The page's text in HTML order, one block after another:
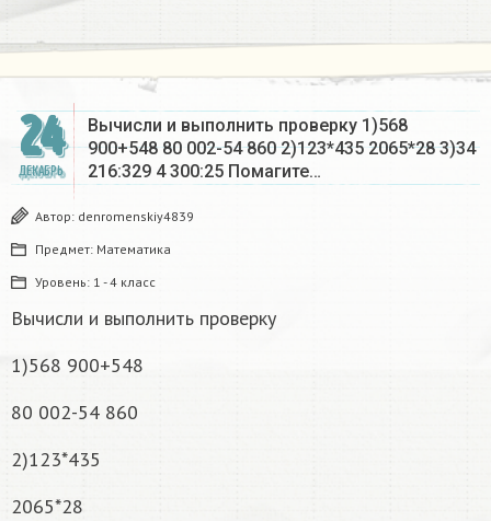
24
ДЕКАБРЬ
Вычисли и выполнить проверку 1)568
900+548 80 002-54 860 2)123*435 2065*28 3)34
216:329 4 300:25 Помагите…
Автор: denromenskiy4839
Предмет: Математика
Уровень: 1 - 4 класс
Вычисли и выполнить проверку
1)568 900+548
80 002-54 860
2)123*435
2065*28